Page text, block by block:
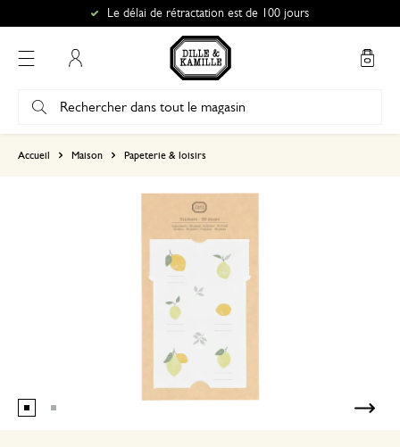
Le délai de rétractation est de 100 jours
Accueil Maison Papeterie & loisirs